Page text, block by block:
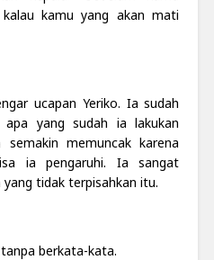
kamu yang akan mati
ucapan Yeriko. Ia sudah
yang sudah ia lakukan
semakin memuncak karena
ia pengaruhi. Ia sangat
tidak terpisahkan itu.
berkata-kata.